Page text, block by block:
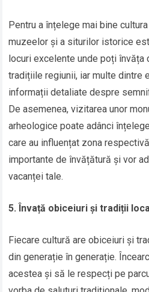
Pentru a înțelege mai bine
muzeelor și a siturilor istorice
locuri excelente unde poți
tradițiile regiunii, iar multe dintre
informații detaliate despre
De asemenea, vizitarea unor
arheologice poate adânci
care au influențat zona
importante de învățătură și vor
vacanței tale.
5. Învață obiceiuri și tradiții
Fiecare cultură are obiceiuri și
din generație în generație.
acestea și să le respecți pe